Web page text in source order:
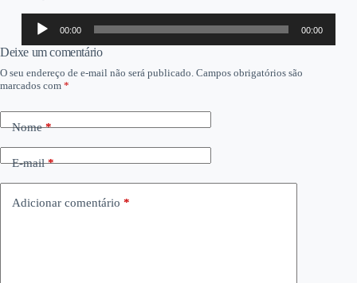
Tocador
áudio
00:00 00:00
Deixe um comentário
O seu endereço de e-mail não será publicado. Campos obrigatórios são
marcados com *
Nome*
E-mail*
Adicionar comentário *